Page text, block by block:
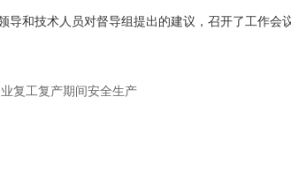
和技术人员对督导组提出的建议，召开了工作会
复工复产期间安全生产